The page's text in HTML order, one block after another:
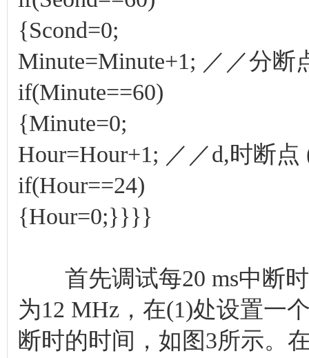
{Scond=0;
Minute=Minute+1; ／／分断
if(Minute==60)
{Minute=0;
Hour=Hour+1; ／／d,时断点
if(Hour==24)
{Hour=0;}}}}
首先调试每20 ms中断时
为12 MHz，在(1)处设置一
断时的时间，如图3所示。